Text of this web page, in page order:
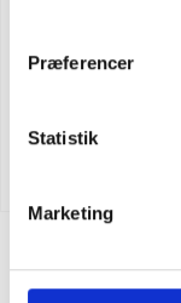
Præferencer
Statistik
Marketing